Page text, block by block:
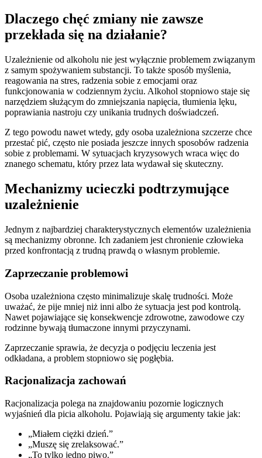
Dlaczego chęć zmiany nie zawsze
przekłada się na działanie?
Uzależnienie od alkoholu nie jest wyłącznie problemem związanym
z samym spożywaniem substancji. To także sposób myślenia,
reagowania na stres, radzenia sobie z emocjami oraz
funkcjonowania w codziennym życiu. Alkohol stopniowo staje się
narzędziem służącym do zmniejszania napięcia, tłumienia lęku,
poprawiania nastroju czy unikania trudnych doświadczeń.
Z tego powodu nawet wtedy, gdy osoba uzależniona szczerze chce
przestać pić, często nie posiada jeszcze innych sposobów radzenia
sobie z problemami. W sytuacjach kryzysowych wraca więc do
znanego schematu, który przez lata wydawał się skuteczny.
Mechanizmy ucieczki podtrzymujące
uzależnienie
Jednym z najbardziej charakterystycznych elementów uzależnienia
są mechanizmy obronne. Ich zadaniem jest chronienie człowieka
przed konfrontacją z trudną prawdą o własnym problemie.
Zaprzeczanie problemowi
Osoba uzależniona często minimalizuje skalę trudności. Może
uważać, że pije mniej niż inni albo że sytuacja jest pod kontrolą.
Nawet pojawiające się konsekwencje zdrowotne, zawodowe czy
rodzinne bywają tłumaczone innymi przyczynami.
Zaprzeczanie sprawia, że decyzja o podjęciu leczenia jest
odkładana, a problem stopniowo się pogłębia.
Racjonalizacja zachowań
Racjonalizacja polega na znajdowaniu pozornie logicznych
wyjaśnień dla picia alkoholu. Pojawiają się argumenty takie jak:
„Miałem ciężki dzień.”
„Muszę się zrelaksować.”
„To tylko jedno piwo.”